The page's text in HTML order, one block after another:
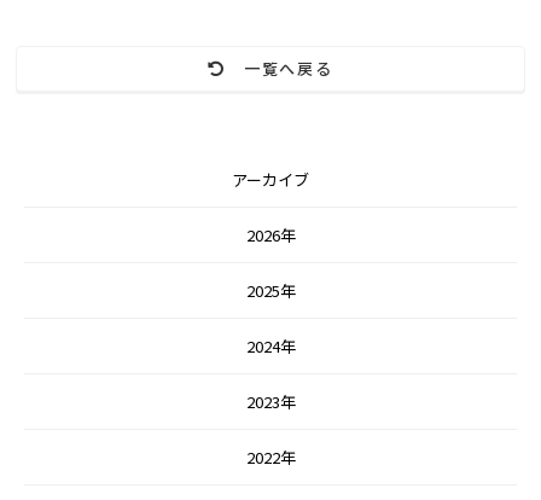
一覧へ戻る
アーカイブ
2026年
2025年
2024年
2023年
2022年